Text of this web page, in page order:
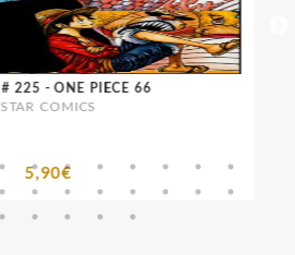
YOUNG # 225 - ONE PIECE 66
STAR COMICS
5,90€